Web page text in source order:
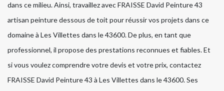
dans ce milieu. Ainsi, travaillez avec FRAISSE David Peinture 43
artisan peinture dessous de toit pour réussir vos projets dans ce
domaine à Les Villettes dans le 43600. De plus, en tant que
professionnel, il propose des prestations reconnues et fiables. Et
si vous voulez comprendre votre devis et votre prix, contactez
FRAISSE David Peinture 43 à Les Villettes dans le 43600. Ses